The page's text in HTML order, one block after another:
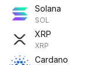
Solana
SOL
XRP
XRP
Cardano